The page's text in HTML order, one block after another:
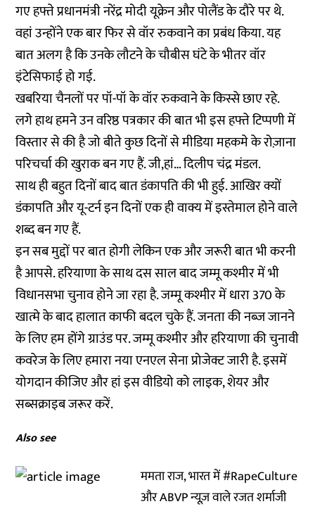
गए हफ्ते प्रधानमंत्री नरेंद्र मोदी यूक्रेन और पोलैंड के दौरे पर थे.
वहां उन्होंने एक बार फिर से वॉर रुकवाने का प्रबंध किया. यह
बात अलग है कि उनके लौटने के चौबीस घंटे के भीतर वॉर
इंटेसिफाई हो गई.
खबरिया चैनलों पर पॉ-पॉ के वॉर रुकवाने के किस्से छाए रहे.
लगे हाथ हमने उन वरिष्ठ पत्रकार की बात भी इस हफ्ते टिप्पणी में
विस्तार से की है जो बीते कुछ दिनों से मीडिया महकमे के रोज़ाना
परिचर्चा की खुराक बन गए हैं. जी,हां… दिलीप चंद्र मंडल.
साथ ही बहुत दिनों बाद बात डंकापति की भी हुई. आखिर क्यों
डंकापति और यू-टर्न इन दिनों एक ही वाक्य में इस्तेमाल होने वाले
शब्द बन गए हैं.
इन सब मुद्दों पर बात होगी लेकिन एक और जरूरी बात भी करनी
है आपसे. हरियाणा के साथ दस साल बाद जम्मू कश्मीर में भी
विधानसभा चुनाव होने जा रहा है. जम्मू कश्मीर में धारा 370 के
खात्मे के बाद हालात काफी बदल चुके हैं. जनता की नब्ज जानने
के लिए हम होंगे ग्राउंड पर. जम्मू कश्मीर और हरियाणा की चुनावी
कवरेज के लिए हमारा नया एनएल सेना प्रोजेक्ट जारी है. इसमें
योगदान कीजिएऔर हां इस वीडियो को लाइक, शेयर और
सब्सक्राइब जरूर करें.
Also see
ममता राज, भारत में #RapeCulture
और ABVP न्यूज़ वाले रजत शर्माजी